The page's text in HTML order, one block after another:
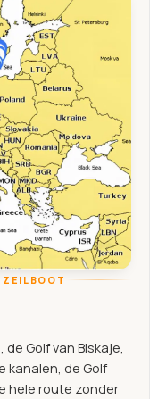
ZEILBOOT
Golf van Biskaje,
kanalen, de Golf
hele route zonder